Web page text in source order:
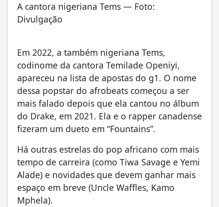
A cantora nigeriana Tems — Foto:
Divulgação
Em 2022, a também nigeriana Tems,
codinome da cantora Temilade Openiyi,
apareceu na lista de apostas do g1. O nome
dessa popstar do afrobeats começou a ser
mais falado depois que ela cantou no álbum
do Drake, em 2021. Ela e o rapper canadense
fizeram um dueto em “Fountains”.
Há outras estrelas do pop africano com mais
tempo de carreira (como Tiwa Savage e Yemi
Alade) e novidades que devem ganhar mais
espaço em breve (Uncle Waffles, Kamo
Mphela).